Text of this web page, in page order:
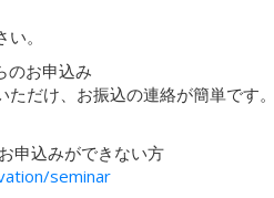
。
のお申込み
ただけ、お振込の連絡が簡単です
申込みができない方
seminar